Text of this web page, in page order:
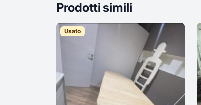
Prodotti simili
Usato